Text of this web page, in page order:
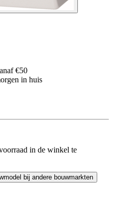
€50
in huis
in de winkel te
bij andere bouwmarkten